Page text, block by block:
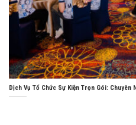
Dịch Vụ Tổ Chức Sự Kiện Trọn Gói: